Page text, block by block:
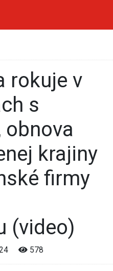
s
obnova
krajiny
firmy
(video)
578